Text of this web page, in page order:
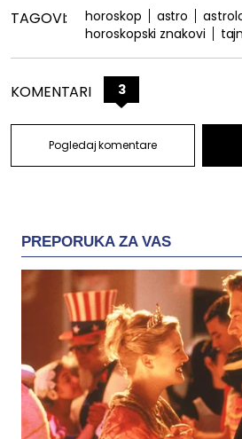
TAGOVI: horoskop astro
horoskopski znakovi
KOMENTARI 3
Pogledaj komentare
PREPORUKA ZA VAS